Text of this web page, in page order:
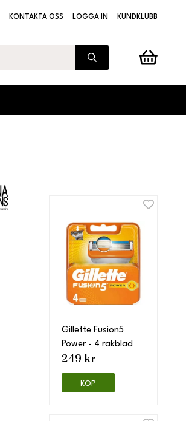
KONTAKTA OSS LOGGA IN KUNDKLUBB
Gillette Fusion5
Power - 4 rakblad
249 kr
KÖP